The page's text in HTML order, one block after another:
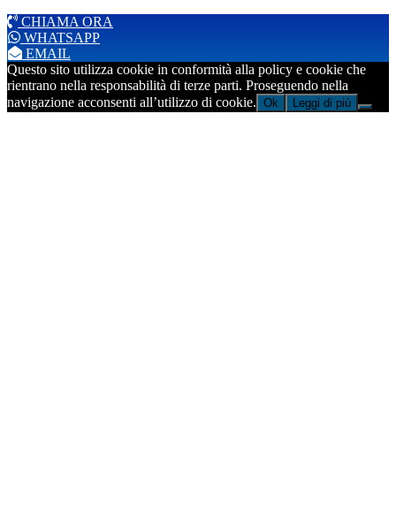
CHIAMA ORA
WHATSAPP
EMAIL
Questo sito utilizza cookie in conformità alla policy e cookie che
rientrano nella responsabilità di terze parti. Proseguendo nella
navigazione acconsenti all’utilizzo di cookie. Ok Leggi di più